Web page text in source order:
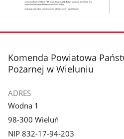
zdjęcie
galerii.
stopka
Komenda Powiatowa
Pożarnej w Wieluniu
ADRES
Wodna 1
98-300 Wieluń
NIP 832-17-94-203